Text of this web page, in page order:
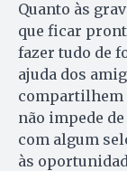
Quanto às
que ficar
fazer tudo de
ajuda dos
compartilhem
não impede
com algum
às